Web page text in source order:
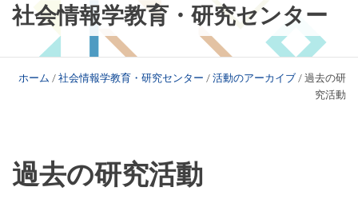
社会情報学教育・研究センター
ホーム / 社会情報学教育・研究センター / 活動のアーカイブ / 過去の研
究活動
過去の研究活動